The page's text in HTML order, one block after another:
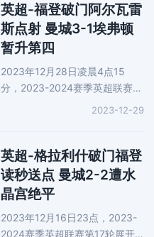
后因伤离场。阿尔瓦雷斯助攻福
登劲
英超-福登破门阿尔瓦雷
斯点射 曼城3-1埃弗顿
暂升第四
2023年12月28日凌晨4点15
分，2023-2024赛季英超联赛第
19轮展开一场焦点战役，曼城前
为主队先拔头筹。下半场，福登
禁区外超
2023-12-29
英超-格拉利什破门福登
读秒送点 曼城2-2遭水
晶宫绝平
2023年12月16日23点，2023-
2024赛季英超联赛第17轮展开